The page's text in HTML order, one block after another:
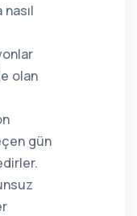
olan
gün